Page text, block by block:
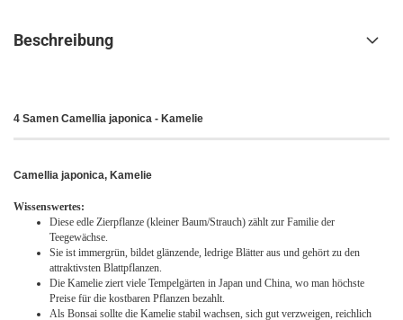
Beschreibung
4 Samen Camellia japonica - Kamelie
Camellia japonica, Kamelie
Wissenswertes:
Diese edle Zierpflanze (kleiner Baum/Strauch) zählt zur Familie der
Teegewächse.
Sie ist immergrün, bildet glänzende, ledrige Blätter aus und gehört zu den
attraktivsten Blattpflanzen.
Die Kamelie ziert viele Tempelgärten in Japan und China, wo man höchste
Preise für die kostbaren Pflanzen bezahlt.
Als Bonsai sollte die Kamelie stabil wachsen, sich gut verzweigen, reichlich